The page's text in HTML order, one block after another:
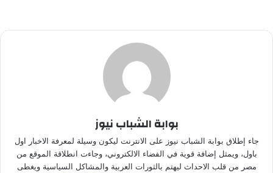
بوابة الشباب نيوز
جاء إطلاق بوابة الشباب نيوز على الانترنت ليكون وسيلة لمعرفة الاخبار اول
باول، ويمثل إضافة قوية في الفضاء الالكتروني، وجاءت انطلاقة الموقع من
مصر من قلب الاحداث ليهتم بالثورات العربية والمشاكل السياسية ويغطى